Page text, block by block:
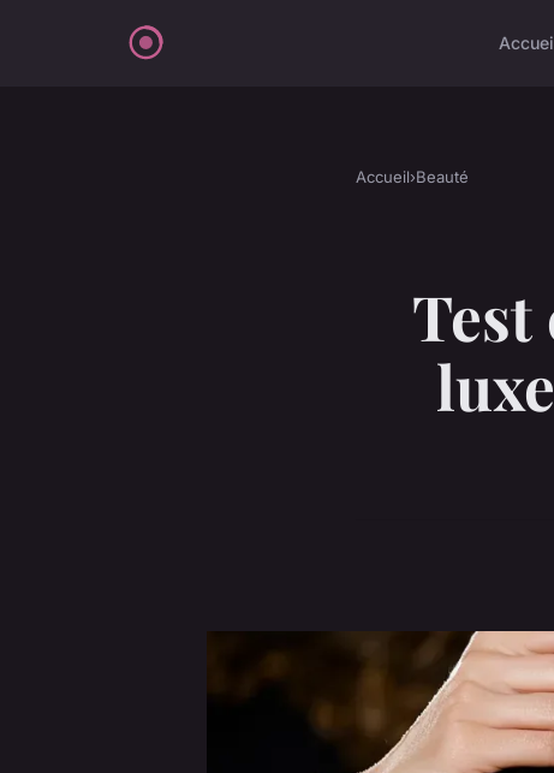
Accueil›Beauté
Test